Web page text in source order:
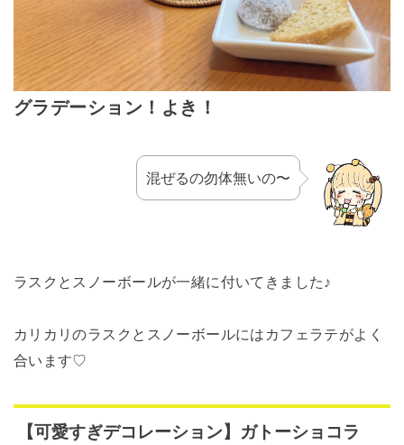
グラデーション！よき！
混ぜるの勿体無いの〜
ラスクとスノーボールが一緒に付いてきました♪
カリカリのラスクとスノーボールにはカフェラテがよく
合います♡
【可愛すぎデコレーション】ガトーショコラ